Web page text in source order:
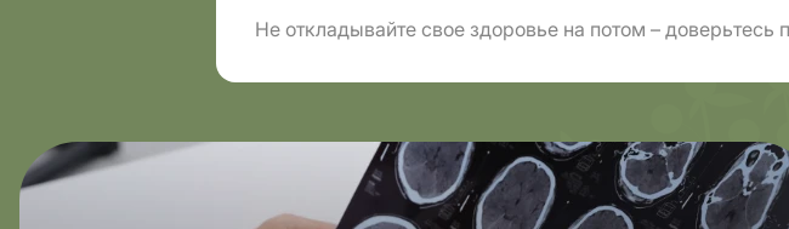
Не откладывайте свое здоровье на потом – доверьтесь